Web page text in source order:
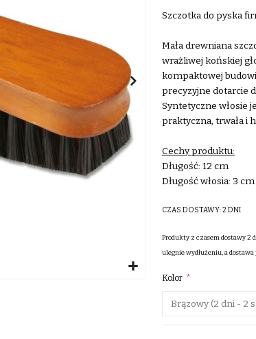
Szczotka do pyska
Mała drewniana
wrażliwej końskiej
kompaktowej
precyzyjne dotarcie
Syntetyczne włosie
praktyczna, trwała i
Cechy produktu:
Długość: 12 cm
Długość włosia: 3 cm
CZAS DOSTAWY:2 DNI
Produkty z czasem dostawy 2
ulegnie wydłużeniu, a
Kolor